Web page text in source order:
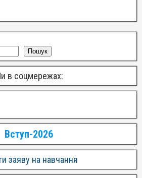
Пошук
в соцмережах:
Вступ-2026
заяву на навчання